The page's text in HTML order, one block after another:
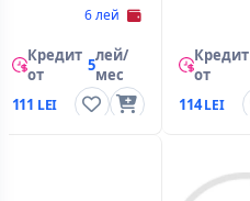
6 лей
Кредит
от
5лей/
мес
111
Кредит
от
114